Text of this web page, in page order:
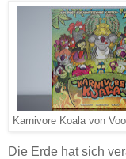
Karnivore Koala von
Die Erde hat sich